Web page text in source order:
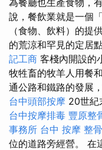
為餐廳也生產食物，
說，餐飲業就是一個
（食物、飲料）的提
的荒涼和罕見的定居
記工商 客棧內開設的
牧牲畜的牧羊人用餐
通公路和鐵路的發展
台中頭部按摩 20世紀
台中按摩排毒 豐原整
事務所 台中 按摩 整骨
位的道路旁經營。 在